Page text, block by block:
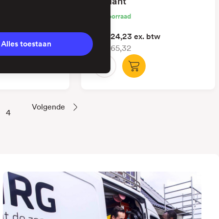
Alles toestaan
Op voorraad
€ 1.624,23 ex. btw
€ 1.965,32
4
Volgende